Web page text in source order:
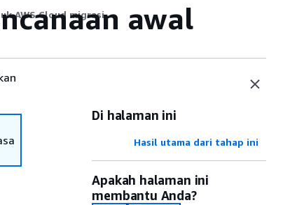
AWS Cloud migrasi awal
Di halaman ini
Hasil utama dari tahap ini
Apakah halaman ini
membantu Anda?